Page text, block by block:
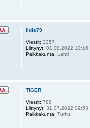
Iidis79
Viestit: 3257
Liittynyt: 01.08.2022 10:16
Paikkakunta: Lahti
TlGER
Viestit: 788
Liittynyt: 31.07.2022 09:53
Paikkakunta: Turku